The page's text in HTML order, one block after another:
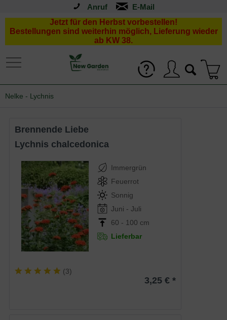
Anruf
Jetzt für den Herbst vorbestellen!
Bestellungen sind weiterhin möglich, Lieferung wieder
ab KW 38.
Nelke - Lychnis
Brennende Liebe
Lychnis chalcedonica
Immergrün
Feuerrot
Sonnig
Juni - Juli
60 - 100 cm
Lieferbar
(3)
3,25 € *